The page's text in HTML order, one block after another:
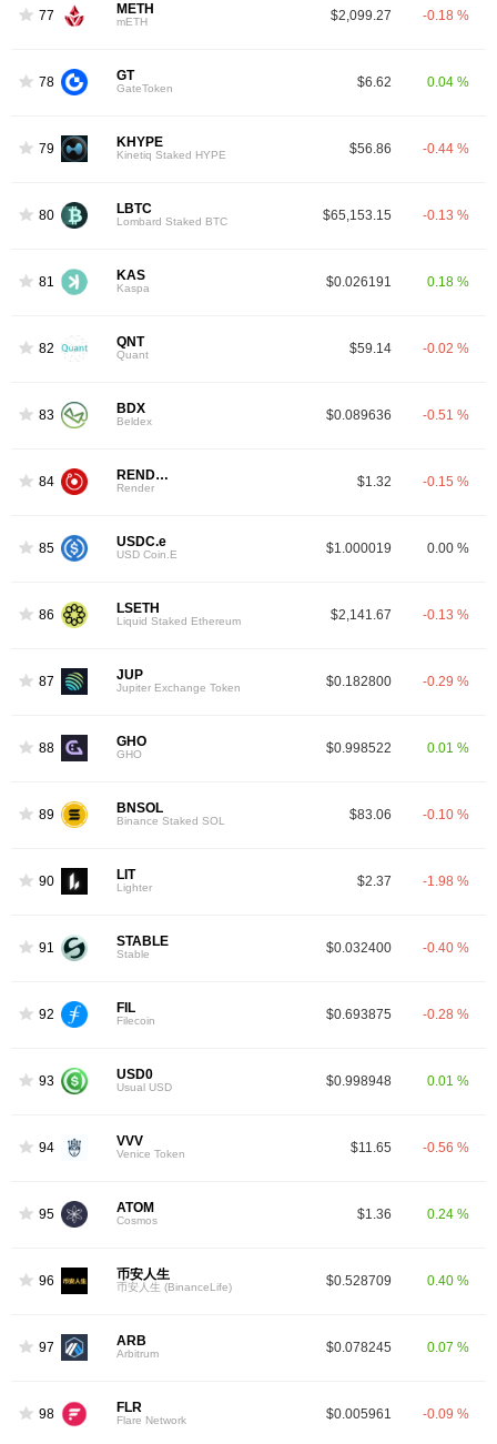
77 METH
mETH $2,099.27 -0.18 %
78 GT
GateToken $6.62 0.04 %
79 KHYPE
Kinetiq Staked HYPE $56.86 -0.44 %
80 LBTC
Lombard Staked BTC $65,153.15 -0.13 %
81 KAS
Kaspa $0.026191 0.18 %
82 QNT
Quant $59.14 -0.02 %
83 BDX
Beldex $0.089636 -0.51 %
84 RENDER
Render $1.32 -0.15 %
85 USDC.e
USD Coin.E $1.000019 0.00 %
86 LSETH
Liquid Staked Ethereum $2,141.67 -0.13 %
87 JUP
Jupiter Exchange Token $0.182800 -0.29 %
88 GHO
GHO $0.998522 0.01 %
89 BNSOL
Binance Staked SOL $83.06 -0.10 %
90 LIT
Lighter $2.37 -1.98 %
91 STABLE
Stable $0.032400 -0.40 %
92 FIL
Filecoin $0.693875 -0.28 %
93 USD0
Usual USD $0.998948 0.01 %
94 VVV
Venice Token $11.65 -0.56 %
95 ATOM
Cosmos $1.36 0.24 %
96 币安人生
币安人生 (BinanceLife) $0.528709 0.40 %
97 ARB
Arbitrum $0.078245 0.07 %
98 FLR
Flare Network $0.005961 -0.09 %